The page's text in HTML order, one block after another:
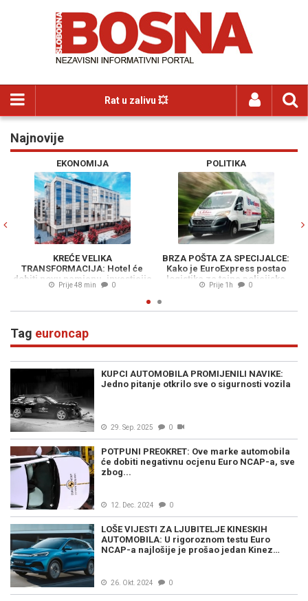
Rat u zalivu 💥
Najnovije
EKONOMIJA
KREĆE VELIKA
Hotel će
namjenu, investicija
23 miliona KM
Prije 48 min 0
POLITIKA
BRZA POŠTA ZA SPECIJALCE:
Kako je EuroExpress postao
logistika za tajne policijske
operacije MUP-a RS
0
Ovaj
Tag euroncap
KUPCI AUTOMOBILA PROMIJENILI NAVIKE:
Jedno pitanje otkrilo sve o sigurnosti vozila
29. Sep. 2025 0
POTPUNI PREOKRET: Ove marke automobila
će dobiti negativnu ocjenu Euro NCAP-a, sve
zbog...
12. Dec. 2024 0
LOŠE VIJESTI ZA LJUBITELJE KINESKIH
AUTOMOBILA: U rigoroznom testu Euro
NCAP-a najlošije je prošao jedan Kinez…
26. Okt. 2024 0